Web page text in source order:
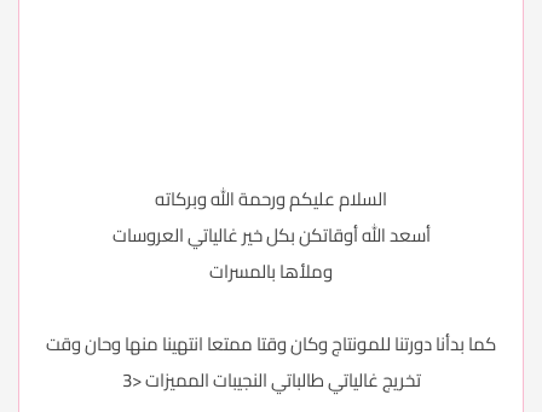
السلام عليكم ورحمة الله وبركاته
أسعد الله أوقاتكن بكل خير غالياتي العروسات
وملأها بالمسرات
كما بدأنا دورتنا للمونتاج وكان وقتا ممتعا انتهينا منها وحان وقت
تخريج غالياتي طالباتي النجيبات المميزات <3